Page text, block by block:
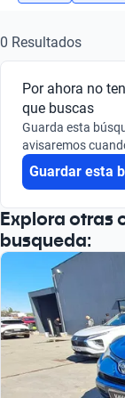
Busca por año
Busca por marca
Busca por
Busca por año
0 Resultados
Por ahora no
que buscas
Guarda esta
avisaremos
Guardar esta
Explora otras
busqueda: